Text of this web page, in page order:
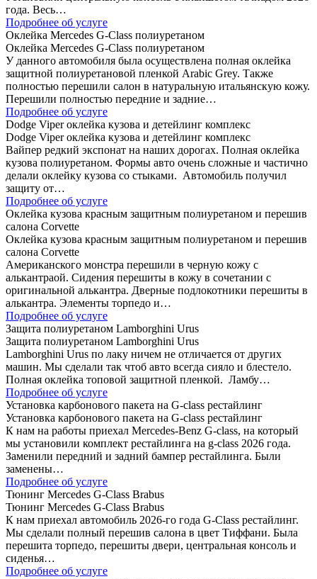
года. Весь…
Подробнее об услуге
Оклейка Mercedes G-Class полиуретаном
Оклейка Mercedes G-Class полиуретаном
У данного автомобиля была осуществлена полная оклейка
защитной полиуретановой пленкой Arabic Grey. Также
полностью перешили салон в натуральную итальянскую кожу.
Перешили полностью передние и задние…
Подробнее об услуге
Dodge Viper оклейка кузова и детейлинг комплекс
Dodge Viper оклейка кузова и детейлинг комплекс
Вайпер редкий экспонат на наших дорогах. Полная оклейка
кузова полиуретаном. Формы авто очень сложные и частично
делали оклейку кузова со стыками. Автомобиль получил
защиту от…
Подробнее об услуге
Оклейка кузова красным защитным полиуретаном и перешив
салона Corvette
Оклейка кузова красным защитным полиуретаном и перешив
салона Corvette
Американского монстра перешили в черную кожу с
алькантраой. Сидения перешиты в кожу в сочетании с
оригинальной алькантра. Дверные подлокотники перешиты в
алькантра. Элементы торпедо и…
Подробнее об услуге
Защита полиуретаном Lamborghini Urus
Защита полиуретаном Lamborghini Urus
Lamborghini Urus по лаку ничем не отличается от других
машин. Мы сделали так чтоб авто всегда сияло и блестело.
Полная оклейка топовой защитной пленкой. Ламбу…
Подробнее об услуге
Установка карбонового пакета на G-class рестайлинг
Установка карбонового пакета на G-class рестайлинг
К нам на работы приехал Mercedes-Benz G-class, на который
мы установили комплект рестайлинга на g-class 2026 года.
Заменили передний и задний бампер рестайлинга. Были
заменены…
Подробнее об услуге
Тюнинг Mercedes G-Class Brabus
Тюнинг Mercedes G-Class Brabus
К нам приехал автомобиль 2026-го года G-Class рестайлинг.
Мы сделали полный перешив салона в цвет Тиффани. Была
перешита торпедо, перешиты двери, центральная консоль и
сиденья…
Подробнее об услуге